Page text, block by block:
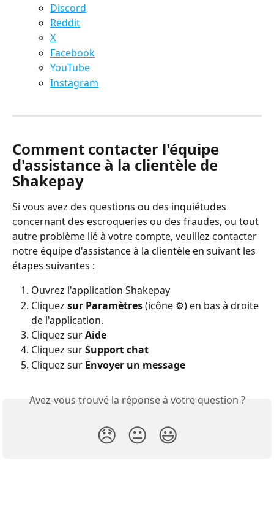
Discord
Reddit
X
Facebook
YouTube
Instagram
Comment contacter l'équipe
d'assistance à la clientèle de
Shakepay
Si vous avez des questions ou des inquiétudes
concernant des escroqueries ou des fraudes, ou tout
autre problème lié à votre compte, veuillez contacter
notre équipe d'assistance à la clientèle en suivant les
étapes suivantes :
Ouvrez l'application Shakepay
Cliquez sur Paramètres (icône ⚙️) en bas à droite
de l'application.
Cliquez sur Aide
Cliquez sur Support chat
Cliquez sur Envoyer un message
Avez-vous trouvé la réponse à votre question ?
😞 😐 😃